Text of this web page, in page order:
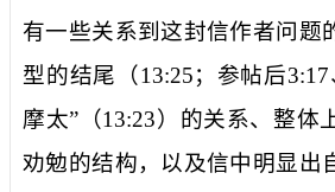
有一些关系到这封信作者问题
型的结尾（13:25；参帖后3:17
摩太”（13:23）的关系、整体
劝勉的结构，以及信中明显出